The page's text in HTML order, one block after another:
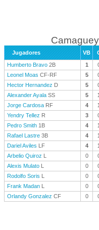
Jugadores VB
Humberto Bravo 2B 1
Leonel Moas CF-RF 5
Hector Hernandez D 5
Alexander Ayala SS 5
Jorge Cardosa RF 4
Yendry Tellez R 3
Pedro Smith 1B 4
Rafael Lastre 3B 4
Dariel Aviles LF 4
Arbelio Quiroz L 0
Alexis Mulato L 0
Rodolfo Soris L 0
Frank Madan L 0
Orlandy Gonzalez CF 0